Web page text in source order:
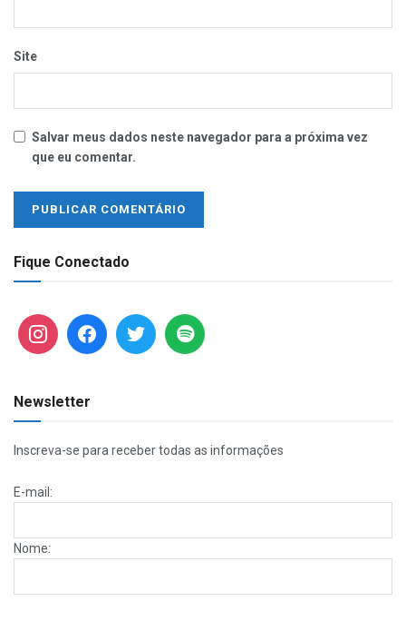
Site
Salvar meus dados neste navegador para a próxima vez
que eu comentar.
Fique Conectado
Newsletter
Inscreva-se para receber todas as informações
E-mail:
Nome: